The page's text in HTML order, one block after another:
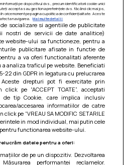
cu arpagic rosu
pe dispozitivul dvs., precum identificatorii cookie unici
accepta sau gestiona preferințele dvs. făcând clic mai jos,
orice moment pe pagina cu politica de confidențialitate. Aceste
afecta navigarea.
Mai multe detalii
socializare si agentiile de publicitate
nostri de servicii de date analitice)
website-ului sa functioneze, pentru a
publicitare afisate in functie de
a va oferi functionalitati aferente
analiza traficul pe website. Beneficiati
22 din GDPR in legatura cu prelucrarea
drepturi pot fi exercitate prin
click pe “ACCEPT TOATE”, acceptati
de tip Cookie, care implica inclusiv
accesarea informatiilor de catre
pe “VREAU SA MODIFIC SETARILE
in mod individual, mai putin cele
functionarea website-ului.
datele pentru a oferi:
de pe un dispozitiv. Dezvoltarea
performanței reclamelor.